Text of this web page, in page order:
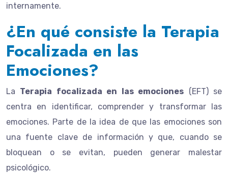
internamente.
¿En qué consiste la Terapia
Focalizada en las
Emociones?
La Terapia focalizada en las emociones (EFT) se
centra en identificar, comprender y transformar las
emociones. Parte de la idea de que las emociones son
una fuente clave de información y que, cuando se
bloquean o se evitan, pueden generar malestar
psicológico.